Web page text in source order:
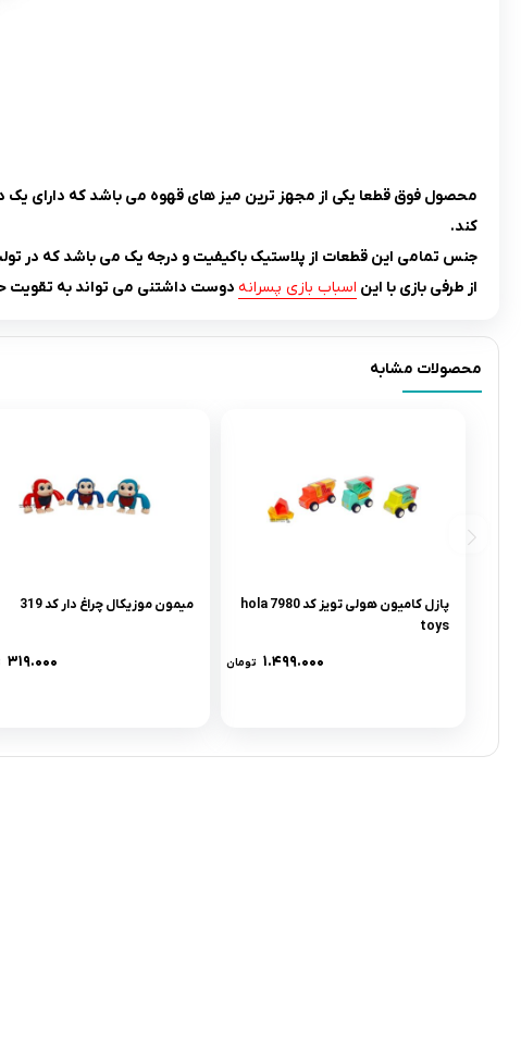
محصول فوق قطعا یکی از مجهز ترین میز های قهوه می باشد که دارای یک
کند.
جنس تمامی این قطعات از پلاستیک باکیفیت و درجه یک می باشد که در
از طرفی بازی با این اسباب بازی پسرانه دوست داشتنی می تواند به تقویت
محصولات مشابه
پازل کامیون هولی تویز کد 7980 hola
toys
۱.۴۹۹.۰۰۰ تومان
میمون موزیکال چراغ دار کد 319
۳۱۹.۰۰۰